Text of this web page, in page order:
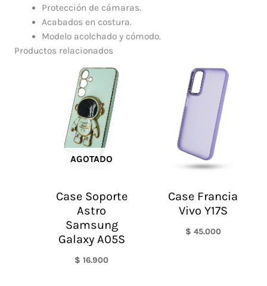
Protección de cámaras.
Acabados en costura.
Modelo acolchado y cómodo.
Productos relacionados
AGOTADO
Case Soporte
Astro
Samsung
Galaxy A05S
$ 16.900
Case Francia
Vivo Y17S
$ 45.000